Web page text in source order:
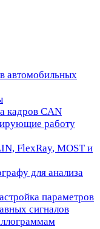
автомобильных
кадров CAN
работу
FlexRay, MOST и
для анализа
параметров
сигналов